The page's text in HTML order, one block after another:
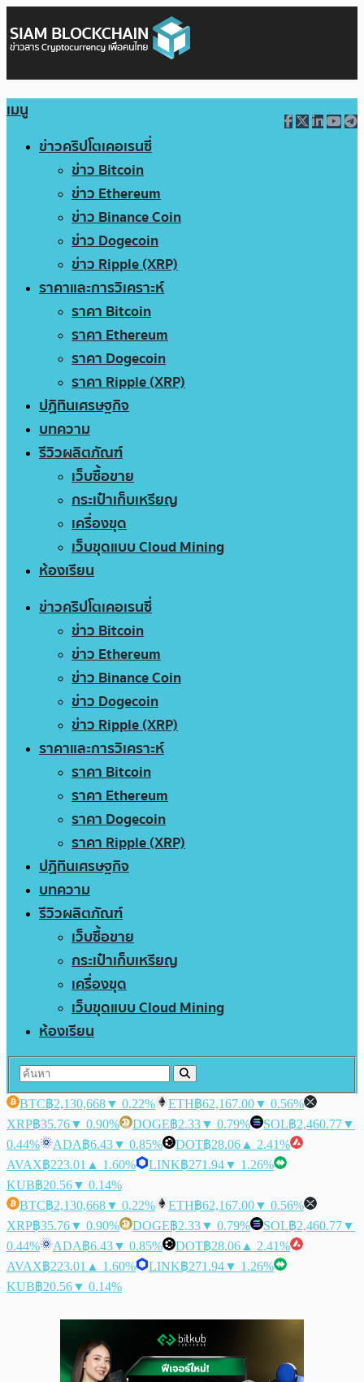
เมนู
ข่าวคริปโตเคอเรนซี่
ข่าว Bitcoin
ข่าว Ethereum
ข่าว Binance Coin
ข่าว Dogecoin
ข่าว Ripple (XRP)
ราคาและการวิเคราะห์
ราคา Bitcoin
ราคา Ethereum
ราคา Dogecoin
ราคา Ripple (XRP)
ปฏิทินเศรษฐกิจ
บทความ
รีวิวผลิตภัณฑ์
เว็บซื้อขาย
กระเป๋าเก็บเหรียญ
เครื่องขุด
เว็บขุดแบบ Cloud Mining
ห้องเรียน
ข่าวคริปโตเคอเรนซี่
ข่าว Bitcoin
ข่าว Ethereum
ข่าว Binance Coin
ข่าว Dogecoin
ข่าว Ripple (XRP)
ราคาและการวิเคราะห์
ราคา Bitcoin
ราคา Ethereum
ราคา Dogecoin
ราคา Ripple (XRP)
ปฏิทินเศรษฐกิจ
บทความ
รีวิวผลิตภัณฑ์
เว็บซื้อขาย
กระเป๋าเก็บเหรียญ
เครื่องขุด
เว็บขุดแบบ Cloud Mining
ห้องเรียน
BTC฿2,130,668▼ 0.22% ETH฿62,167.00▼ 0.56%
XRP฿35.76▼ 0.90% DOGE฿2.33▼ 0.79% SOL฿2,460.77▼
0.44%
ADA฿6.43▼ 0.85% DOT฿28.06 ▲ 2.41%
AVAX฿223.01 ▲ 1.60% LINK฿271.94▼ 1.26%
KUB฿20.56▼ 0.14%
BTC฿2,130,668▼ 0.22% ETH฿62,167.00▼ 0.56%
XRP฿35.76▼ 0.90% DOGE฿2.33▼ 0.79% SOL฿2,460.77▼
0.44%
ADA฿6.43▼ 0.85% DOT฿28.06 ▲ 2.41%
AVAX฿223.01 ▲ 1.60% LINK฿271.94▼ 1.26%
KUB฿20.56▼ 0.14%